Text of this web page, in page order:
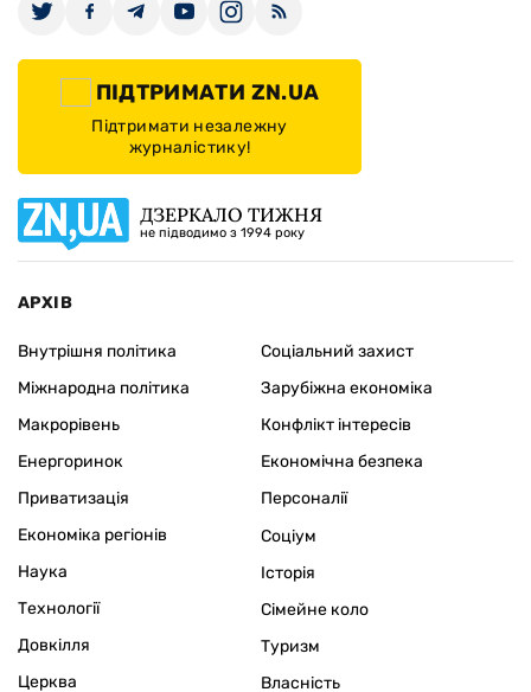
ПІДТРИМАТИ ZN.UA
Підтримати незалежну
журналістику!
ДЗЕРКАЛО ТИЖНЯ
не підводимо з 1994 року
АРХІВ
Внутрішня політика
Міжнародна політика
Макрорівень
Енергоринок
Приватизація
Економіка регіонів
Соціальний захист
Зарубіжна економіка
Конфлікт інтересів
Економічна безпека
Персоналії
Наука
Технології
Довкілля
Церква
Соціум
Історія
Сімейне коло
Туризм
Власність